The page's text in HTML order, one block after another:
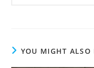
YOU MIGHT ALSO